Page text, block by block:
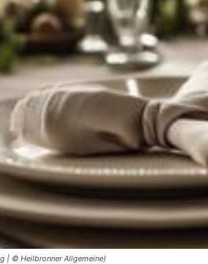
| © Heilbronner Allgemeine)